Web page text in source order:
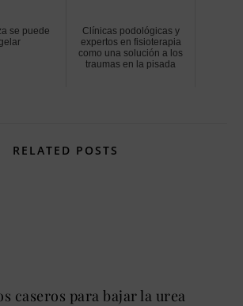
se puede
Clínicas podológicas y
expertos en fisioterapia
como una solución a los
traumas en la pisada
RELATED POSTS
caseros para bajar la urea